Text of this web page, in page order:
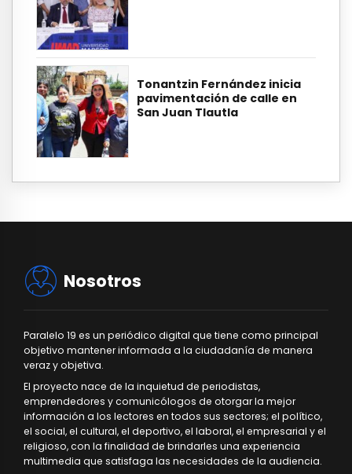
Tonantzin Fernández inicia
pavimentación de calle en
San Juan Tlautla
Nosotros
Paralelo 19 es un periódico digital que tiene como principal
objetivo mantener informada a la ciudadanía de manera
veraz y objetiva.
El proyecto nace de la inquietud de periodistas,
emprendedores y comunicólogos de otorgar la mejor
información a los lectores en todos sus sectores; el político,
el social, el cultural, el deportivo, el laboral, el empresarial y el
religioso, con la finalidad de brindarles una experiencia
multimedia que satisfaga las necesidades de la audiencia.